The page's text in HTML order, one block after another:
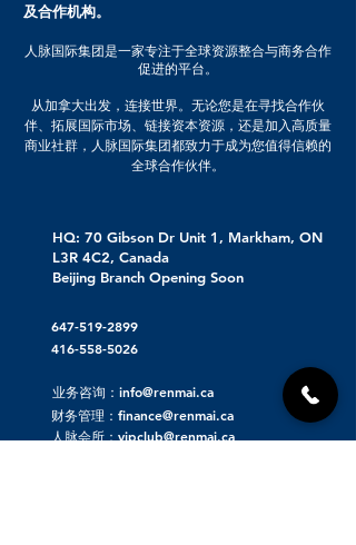
及合作机构。
人脉国际集团是一家专注于全球资源整合与商务合作
促进的平台。
从加拿大出发，连接世界。无论您是在寻找合作伙
伴、拓展国际市场、链接资本资源，还是加入高质量
商业社群，人脉国际集团都致力于成为您值得信赖的
全球合作伙伴。
HQ: 70 Gibson Dr Unit 1, Markham, ON
L3R 4C2, Canada
Beijing Branch Opening Soon
647-519-2899
416-558-5026
业务咨询：info@renmai.ca
财务管理：finance@renmai.ca
人脉会所：vipclub@renmai.ca